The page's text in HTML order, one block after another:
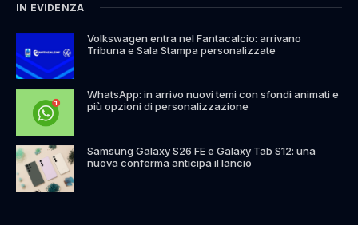
IN EVIDENZA
Volkswagen entra nel Fantacalcio: arrivano
Tribuna e Sala Stampa personalizzate
WhatsApp: in arrivo nuovi temi con sfondi animati e
più opzioni di personalizzazione
Samsung Galaxy S26 FE e Galaxy Tab S12: una
nuova conferma anticipa il lancio